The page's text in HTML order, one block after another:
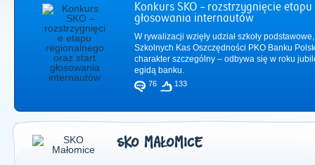
Konkurs SKO – rozstrzygnięcie
głosowania internautów
W rywalizacji wzięły udział szkoły
Szkolnych Kas Oszczędności PKO Banku
charakter szczególny – odbywa się w roku
egidą banku.
76 133
SKO MAŁOMICE